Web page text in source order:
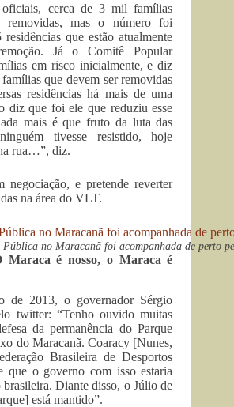
oficiais, cerca de 3 mil famílias
removidas, mas o número foi
que estão atualmente
Já o Comitê Popular
em risco inicialmente, e diz
que devem ser removidas
residências há mais de uma
diz que foi ele que reduziu esse
mais é que fruto da luta das
tivesse resistido, hoje
rua…”, diz.
negociação, e pretende reverter
na área do VLT.
no Maracanã foi acompanhada de perto
Maraca é nosso, o Maraca é
de 2013, o governador Sérgio
twitter: “Tenho ouvido muitas
da permanência do Parque
do Maracanã. Coaracy [Nunes,
Brasileira de Desportos
que o governo com isso estaria
brasileira. Diante disso, o Júlio de
está mantido”.